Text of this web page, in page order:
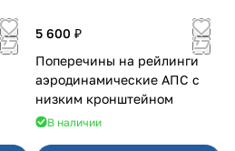
5 600 ₽
Поперечины на рейлинги
аэродинамические АПС с
низким кронштейном
В наличии